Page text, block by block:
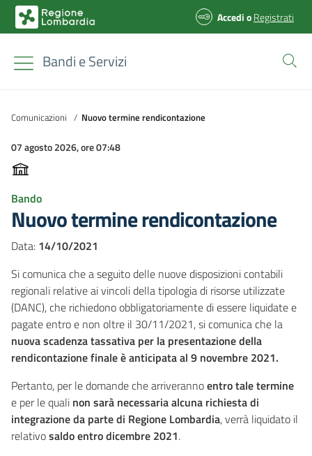
AccedioRegistrati
Bandi e Servizi
Comunicazioni / Nuovo termine rendicontazione
07 agosto 2026, ore 07:48
Bando
Nuovo termine rendicontazione
Data: 14/10/2021
Si comunica che a seguito delle nuove disposizioni contabili
regionali relative ai vincoli della tipologia di risorse utilizzate
(DANC), che richiedono obbligatoriamente di essere liquidate e
pagate entro e non oltre il 30/11/2021, si comunica che la
nuova scadenza tassativa per la presentazione della
rendicontazione finale è anticipata al 9 novembre 2021.
Pertanto, per le domande che arriverannoentro tale termine
e per le quali non sarà necessaria alcuna richiesta di
integrazione da parte di Regione Lombardia, verrà liquidato il
relativosaldo entro dicembre 2021.